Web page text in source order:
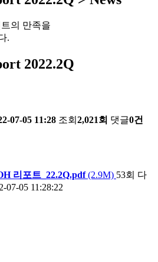
의 만족을
.
2022.2Q
07-05 11:28 조회 2,021회 댓글0건
리포트_22.2Q.pdf(2.9M) 53회 다
07-05 11:28:22